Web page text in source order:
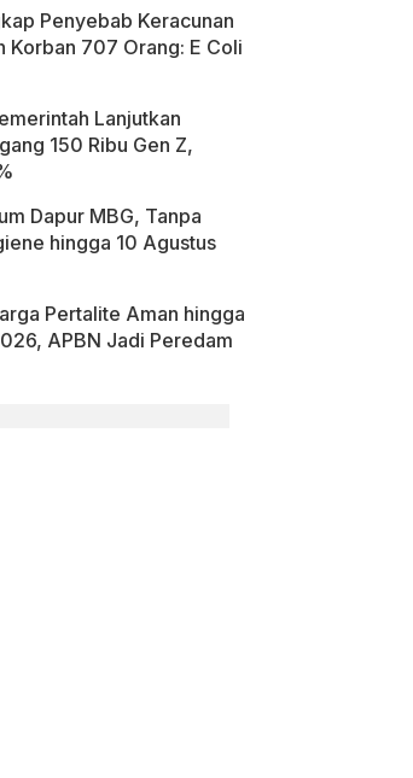
Penyebab Keracunan
Korban 707 Orang: E Coli
Lanjutkan
150 Ribu Gen Z,
Dapur MBG, Tanpa
hingga 10 Agustus
Pertalite Aman hingga
APBN Jadi Peredam